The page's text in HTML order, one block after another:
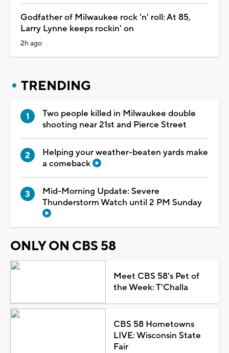
Godfather of Milwaukee rock 'n' roll: At 85,
Larry Lynne keeps rockin' on
2h ago
TRENDING
Two people killed in Milwaukee double
shooting near 21st and Pierce Street
Helping your weather-beaten yards make
a comeback
Mid-Morning Update: Severe
Thunderstorm Watch until 2 PM Sunday
ONLY ON CBS 58
Meet CBS 58's Pet of
the Week: T'Challa
CBS 58 Hometowns
LIVE: Wisconsin State
Fair